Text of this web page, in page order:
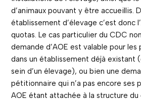
d’animaux pouvant y être accueillis.
établissement d’élevage c’est donc
quotas. Le cas particulier du CDC
demande d’AOE est valable pour les
dans un établissement déjà existant
sein d’un élevage), ou bien une
pétitionnaire qui n’a pas encore ses
AOE étant attachée à la structure